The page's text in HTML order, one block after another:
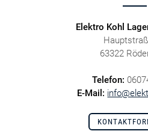
Elektro Kohl
63322
Telefon:
E-Mail: